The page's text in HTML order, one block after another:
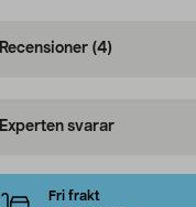
Recensioner (4)
Experten svarar
Fri frakt